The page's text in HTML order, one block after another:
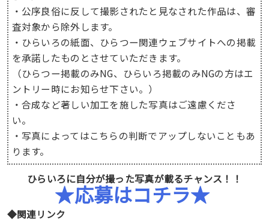
・公序良俗に反して撮影されたと見なされた作品は、審
査対象から除外します。
・ひらいろの紙面、ひらつー関連ウェブサイトへの掲載
を承諾したものとさせていただきます。
（ひらつー掲載のみNG、ひらいろ掲載のみNGの方はエ
ントリー時にお知らせ下さい。）
・合成など著しい加工を施した写真はご遠慮くださ
い。
・写真によってはこちらの判断でアップしないこともあ
ります。
ひらいろに自分が撮った写真が載るチャンス！！
★応募はコチラ★
◆関連リンク